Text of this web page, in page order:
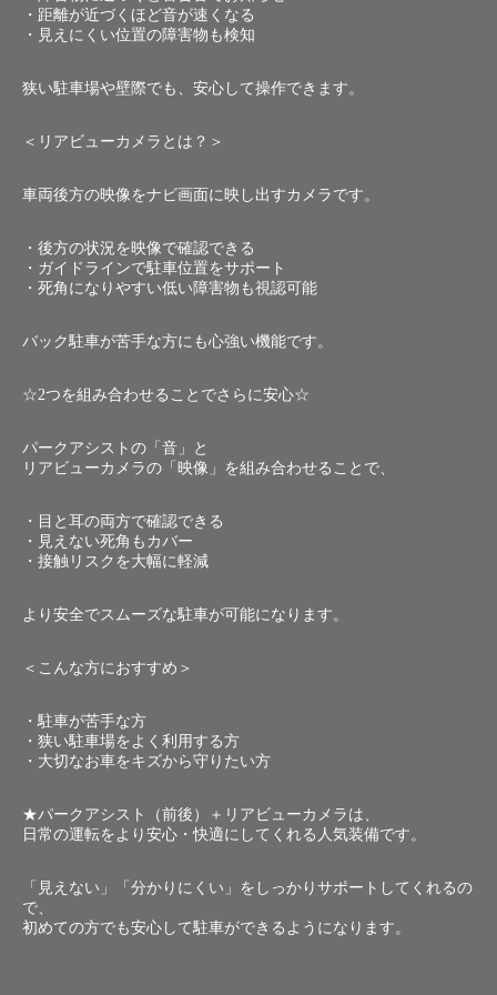
・距離が近づくほど音が速くなる
・見えにくい位置の障害物も検知
狭い駐車場や壁際でも、安心して操作できます。
＜リアビューカメラとは？＞
車両後方の映像をナビ画面に映し出すカメラです。
・後方の状況を映像で確認できる
・ガイドラインで駐車位置をサポート
・死角になりやすい低い障害物も視認可能
バック駐車が苦手な方にも心強い機能です。
☆2つを組み合わせることでさらに安心☆
パークアシストの「音」と
リアビューカメラの「映像」を組み合わせることで、
・目と耳の両方で確認できる
・見えない死角もカバー
・接触リスクを大幅に軽減
より安全でスムーズな駐車が可能になります。
＜こんな方におすすめ＞
・駐車が苦手な方
・狭い駐車場をよく利用する方
・大切なお車をキズから守りたい方
★パークアシスト（前後）＋リアビューカメラは、
日常の運転をより安心・快適にしてくれる人気装備です。
「見えない」「分かりにくい」をしっかりサポートしてくれるの
で、
初めての方でも安心して駐車ができるようになります。